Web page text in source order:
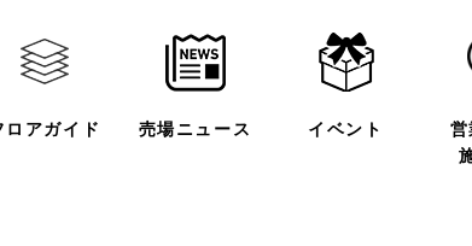
ロアガイド 売場ニュース イベント
営